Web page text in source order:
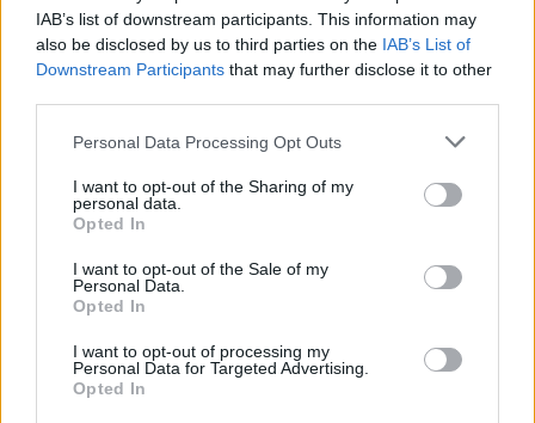
IAB’s list of downstream participants. This information may
also be disclosed by us to third parties on the IAB’s List of
Downstream Participants that may further disclose it to other
Personal Data Processing Opt Outs
I want to opt-out of the Sharing of my
personal data.
Opted In
I want to opt-out of the Sale of my
Personal Data.
Opted In
I want to opt-out of processing my
Personal Data for Targeted Advertising.
Opted In
Najnowsze
08 sierpnia 2026 | 12:46
8 sierpnia Kościół wspomina św. Dominika
Indyjski biskup: nie potrzebujemy misjonarzy, którzy
przyjeżdżają z gotowymi odpowiedziami
07 sierpnia 2026 | 22:47
Biskupi o podróży apostolskiej Leona XIV do Francji: wielka